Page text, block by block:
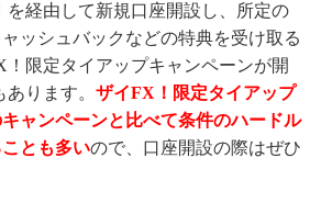
経由して新規口座開設し、所定の
ッシュバックなどの特典を受け取る
！限定タイアップキャンペーンが開
ります。 ザイFX！限定タイアップ
ャンペーンと比べて条件のハードル
とも多いので、口座開設の際はぜひ